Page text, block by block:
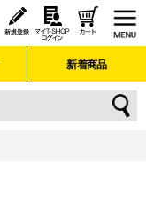
新着商品